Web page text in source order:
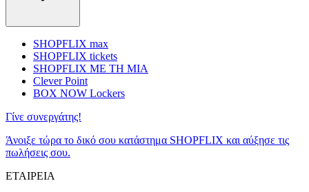
SHOPFLIX max
SHOPFLIX tickets
SHOPFLIX ΜΕ ΤΗ ΜΙΑ
Clever Point
BOX NOW Lockers
Γίνε συνεργάτης!
Άνοιξε τώρα το δικό σου κατάστημα SHOPFLIX και αύξησε τις
πωλήσεις σου.
ΕΤΑΙΡΕΙΑ